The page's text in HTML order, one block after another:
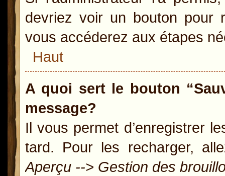
devriez voir un bouton pour
vous accéderez aux étapes
Haut
A quoi sert le bouton
message?
Il vous permet d’enregistrer
tard. Pour les recharger,
Aperçu --> Gestion des